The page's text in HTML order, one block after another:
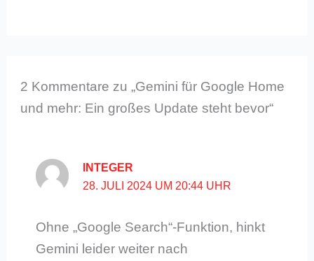
2 Kommentare zu „Gemini für Google Home
und mehr: Ein großes Update steht bevor“
INTEGER
28. JULI 2024 UM 20:44 UHR
Ohne „Google Search“-Funktion, hinkt
Gemini leider weiter nach